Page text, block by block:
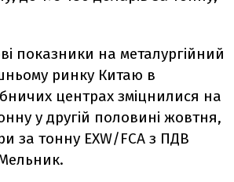
показники на металургійний
ринку Китаю в
центрах зміцнилися на
у другій половині жовтня,
за тонну EXW/FCA з ПДВ